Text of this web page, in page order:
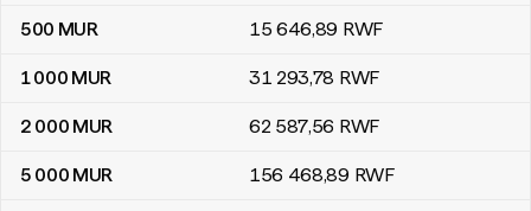
500 MUR 15 646,89 RWF
1 000 MUR 31 293,78 RWF
2 000 MUR 62 587,56 RWF
5 000 MUR 156 468,89 RWF